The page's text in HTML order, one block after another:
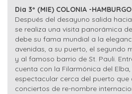
Dia 3º (MIE) COLONIA -
Después del desayuno salida
se realiza una visita panorámica
debe su fama mundial a la
avenidas, a su puerto, el segundo
y al famoso barrio de St. Pauli.
cuenta con la Filarmónica del
espectacular cerca del puerto
conciertos de re-nombre